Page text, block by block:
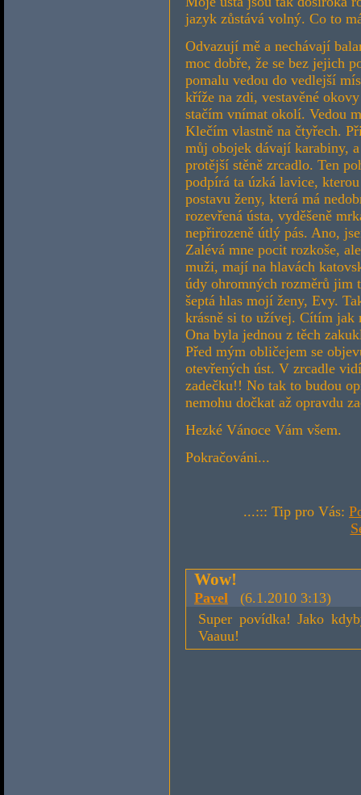
jazyk zůstává volný. Co to
Odvazují mě a nechávají
moc dobře, že se bez jejich
pomalu vedou do vedlejší
kříže na zdi, vestavěné
stačím vnímat okolí. Vedou
Klečím vlastně na čtyřech.
můj obojek dávají karabiny,
protější stěně zrcadlo. Ten
podpírá ta úzká lavice,
postavu ženy, která má
rozevřená ústa, vyděšeně
nepřirozeně útlý pás. Ano,
Zalévá mne pocit rozkoše,
muži, mají na hlavách
údy ohromných rozměrů jim
šeptá hlas mojí ženy, Evy.
krásně si to užívej. Cítím jak
Ona byla jednou z těch
Před mým obličejem se
otevřených úst. V zrcadle
zadečku!! No tak to budou
nemohu dočkat až opravdu
Hezké Vánoce Vám všem.
Pokračováni...
...::: Tip pro Vás:
Wow!
Pavel (6.1.2010 3:13)
Super povídka! Jako
Vaauu!